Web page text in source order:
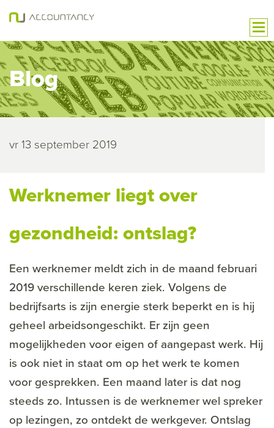
Blog
vr 13 september 2019
Werknemer liegt over
gezondheid: ontslag?
Een werknemer meldt zich in de maand februari
2019 verschillende keren ziek. Volgens de
bedrijfsarts is zijn energie sterk beperkt en is hij
geheel arbeidsongeschikt. Er zijn geen
mogelijkheden voor eigen of aangepast werk. Hij
is ook niet in staat om op het werk te komen
voor gesprekken. Een maand later is dat nog
steeds zo. Intussen is de werknemer wel spreker
op lezingen, zo ontdekt de werkgever. Ontslag